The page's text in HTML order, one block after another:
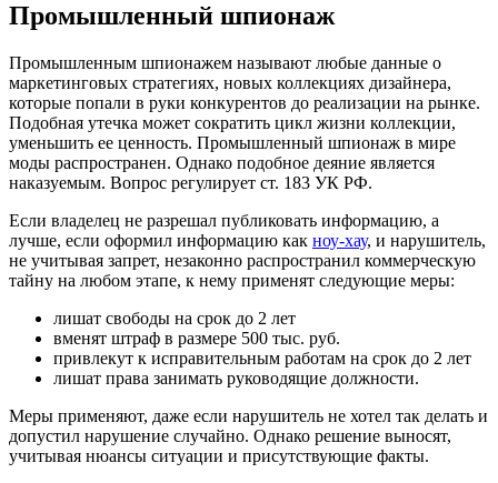
Промышленный шпионаж
Промышленным шпионажем называют любые данные о
маркетинговых стратегиях, новых коллекциях дизайнера,
которые попали в руки конкурентов до реализации на рынке.
Подобная утечка может сократить цикл жизни коллекции,
уменьшить ее ценность. Промышленный шпионаж в мире
моды распространен. Однако подобное деяние является
наказуемым. Вопрос регулирует ст. 183 УК РФ.
Если владелец не разрешал публиковать информацию, а
лучше, если оформил информацию как ноу-хау, и нарушитель,
не учитывая запрет, незаконно распространил коммерческую
тайну на любом этапе, к нему применят следующие меры:
лишат свободы на срок до 2 лет
вменят штраф в размере 500 тыс. руб.
привлекут к исправительным работам на срок до 2 лет
лишат права занимать руководящие должности.
Меры применяют, даже если нарушитель не хотел так делать и
допустил нарушение случайно. Однако решение выносят,
учитывая нюансы ситуации и присутствующие факты.